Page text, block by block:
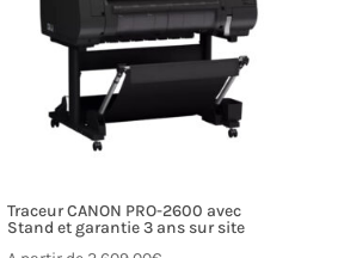
Traceur CANON PRO-2600 avec
Stand et garantie 3 ans sur site